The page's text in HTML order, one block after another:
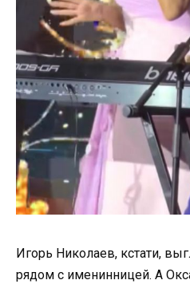
Игорь Николаев, кстати,
рядом с именинницей. А